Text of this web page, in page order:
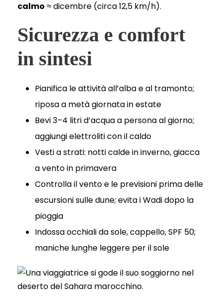
calmo ≈ dicembre (circa 12,5 km/h).
Sicurezza e comfort
in sintesi
Pianifica le attività all’alba e al tramonto;
riposa a metà giornata in estate
Bevi 3–4 litri d’acqua a persona al giorno;
aggiungi elettroliti con il caldo
Vesti a strati: notti calde in inverno, giacca
a vento in primavera
Controlla il vento e le previsioni prima delle
escursioni sulle dune; evita i Wadi dopo la
pioggia
Indossa occhiali da sole, cappello, SPF 50;
maniche lunghe leggere per il sole